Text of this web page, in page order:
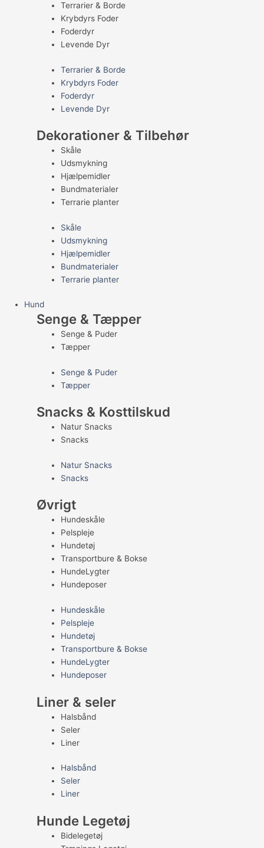
Terrarier & Borde
Krybdyrs Foder
Foderdyr
Levende Dyr
Terrarier & Borde
Krybdyrs Foder
Foderdyr
Levende Dyr
Dekorationer & Tilbehør
Skåle
Udsmykning
Hjælpemidler
Bundmaterialer
Terrarie planter
Skåle
Udsmykning
Hjælpemidler
Bundmaterialer
Terrarie planter
Hund
Senge & Tæpper
Senge & Puder
Tæpper
Senge & Puder
Tæpper
Snacks & Kosttilskud
Natur Snacks
Snacks
Natur Snacks
Snacks
Øvrigt
Hundeskåle
Pelspleje
Hundetøj
Transportbure & Bokse
HundeLygter
Hundeposer
Hundeskåle
Pelspleje
Hundetøj
Transportbure & Bokse
HundeLygter
Hundeposer
Liner & seler
Halsbånd
Seler
Liner
Halsbånd
Seler
Liner
Hunde Legetøj
Bidelegetøj